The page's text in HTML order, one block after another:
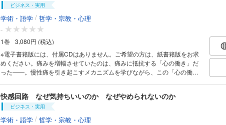
ビジネス・実用
学術・語学 / 哲学・宗教・心理
-
1巻
3,080円 (税込)
※電子書籍版には、付属CDはありません。ご希望の方は、紙書籍版をお求
めください。痛みを増幅させていたのは、痛みに抵抗する「心の働き」だ
った――。慢性痛を引き起こすメカニズムを学びながら、この「心の働
に自分で対処できる方法を身につける。効果的に取り組める瞑想のガイダ
ンスCD付き。からだへの負担の少ない姿勢や動きも図解で詳しく紹介す
る。
快感回路 なぜ気持ちいいのか なぜやめられないのか
ビジネス・実用
学術・語学 / 哲学・宗教・心理